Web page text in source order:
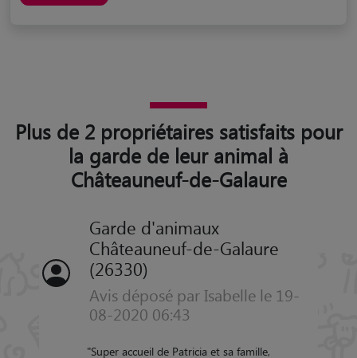
Plus de 2 propriétaires satisfaits pour
la garde de leur animal à
Châteauneuf-de-Galaure
Garde d'animaux
Châteauneuf-de-Galaure
(26330)
Avis déposé par Isabelle le 19-
08-2020 06:43
"Super accueil de Patricia et sa famille,